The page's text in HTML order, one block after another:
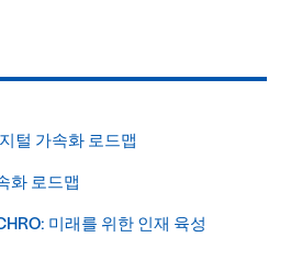
털 가속화 로드맵
화 로드맵
미래를 위한 인재 육성